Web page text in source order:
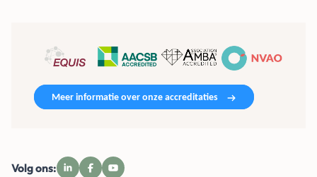
Meer informatie over onze accreditaties
Volg ons: